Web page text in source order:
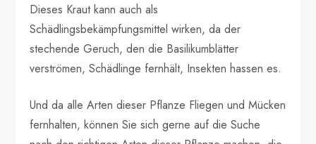
Dieses Kraut kann auch als
Schädlingsbekämpfungsmittel wirken, da der
stechende Geruch, den die Basilikumblätter
verströmen, Schädlinge fernhält, Insekten hassen es.
Und da alle Arten dieser Pflanze Fliegen und Mücken
fernhalten, können Sie sich gerne auf die Suche